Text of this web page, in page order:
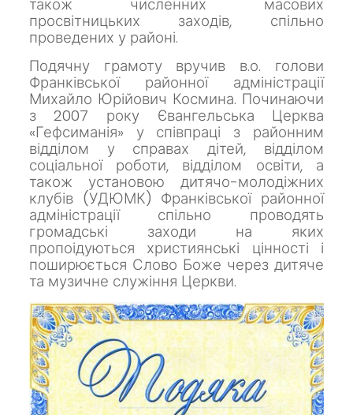
просвітницьких заходів, спільно
проведених у районі.
Подячну грамоту вручив в.о. голови
Франківської районної адміністрації
Михайло Юрійович Космина. Починаючи
з 2007 року Євангельська Церква
«Гефсиманія» у співпраці з районним
відділом у справах дітей, відділом
соціальної роботи, відділом освіти, а
також установою дитячо-молодіжних
клубів (УДЮМК) Франківської районної
адміністрації спільно проводять
громадські заходи на яких
пропоідуються християнські цінності і
поширюється Слово Боже через дитяче
та музичне служіння Церкви.